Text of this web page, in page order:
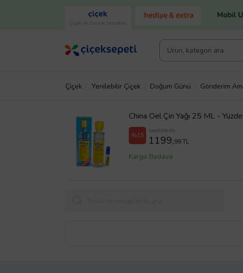
Çiçek ve Gurme Lezzetler
Çiçek Yenilebilir Çiçek Doğum Günü Gönderim
China Oel Çin Yağı 25 ML -
%15
1413,36 TL
1199,99 TL
Kargo Bedava